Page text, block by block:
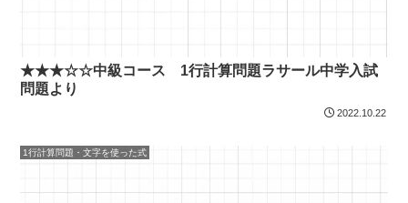
★★★☆☆中級コース 1行計算問題ラサール中学入試
問題より
2022.10.22
1行計算問題・文字を使った式